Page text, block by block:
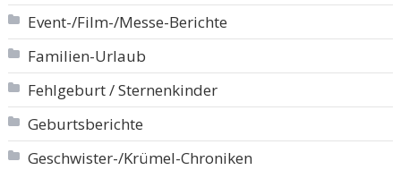
Event-/Film-/Messe-Berichte
Familien-Urlaub
Fehlgeburt / Sternenkinder
Geburtsberichte
Geschwister-/Krümel-Chroniken